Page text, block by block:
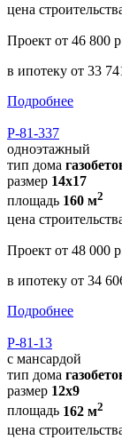
цена
Проект от 46 800
в ипотеку от 33
Подробнее
Р-81-337
одноэтажный
тип дома
размер 14x17
площадь 160 м2
цена
Проект от 48 000
в ипотеку от 34
Подробнее
Р-81-13
с мансардой
тип дома
размер 12x9
площадь 162 м2
цена